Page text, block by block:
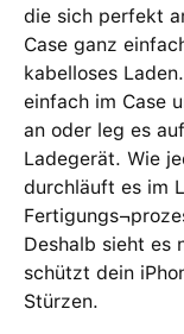
die sich perfekt
Case ganz
kabelloses
einfach im Case
an oder leg es
Ladegerät. Wie
durchläuft es im
Deshalb sieht es
schützt dein
Stürzen.